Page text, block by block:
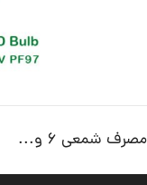
لامپ فوق کم مصرف شمعی ۶ وات